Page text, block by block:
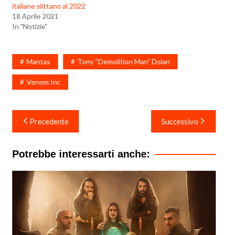
italiane slittano al 2022
18 Aprile 2021
In "Notizie"
Mantas Tony “Demolition Man” Dolan
Venom Inc
Navigazione
articoli
Precedente Successivo
Potrebbe interessarti anche: